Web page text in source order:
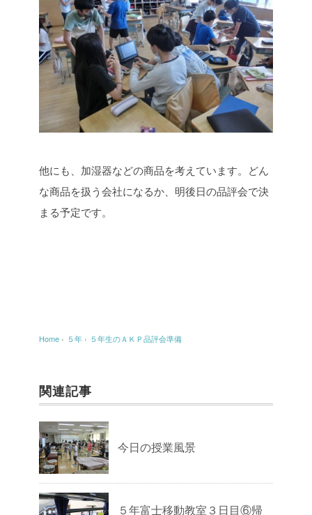
他にも、加湿器などの商品を考えています。どん
な商品を扱う会社になるか、明後日の品評会で決
まる予定です。
Home › ５年 › ５年生のＡＫＰ品評会準備
関連記事
今日の授業風景
５年富士移動教室３日目⑥帰